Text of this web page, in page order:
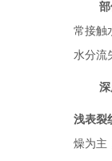
常接触
水分流
浅表裂
燥为主